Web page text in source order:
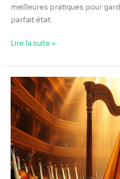
meilleures pratiques pour
parfait état.
Lire la suite »
Instruments
à
cordes
:
la
place
unique
de